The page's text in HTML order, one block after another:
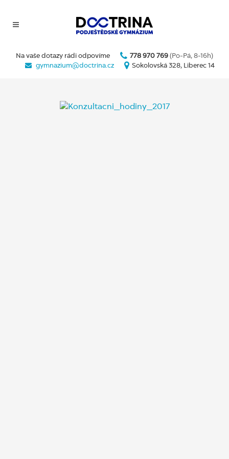
Na vaše dotazy rádi odpovíme 778 970 769 (Po-Pá, 8-16h)
gymnazium@doctrina.cz
Sokolovská 328, Liberec 14